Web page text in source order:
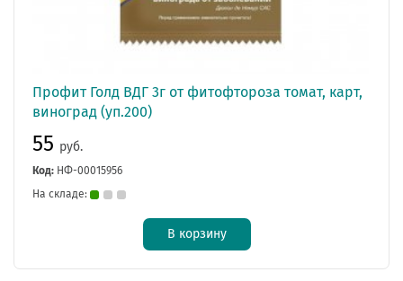
Профит Голд ВДГ 3г от фитофтороза томат, карт,
виноград (уп.200)
55 руб.
Код: НФ-00015956
На складе:
В корзину